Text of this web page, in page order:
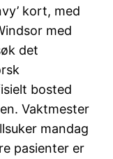
kort, med
med
det
bosted
Vaktmester
mandag
pasienter er